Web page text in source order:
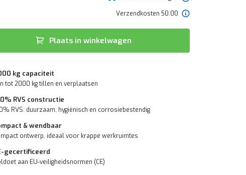
Verzendkosten 50.00
Plaats in winkelwagen
kg capaciteit
tot 2000 kg tillen en verplaatsen
RVS constructie
RVS: duurzaam, hygiënisch en corrosiebestendig
& wendbaar
ontwerp, ideaal voor krappe werkruimtes
gecertificeerd
aan EU-veiligheidsnormen (CE)